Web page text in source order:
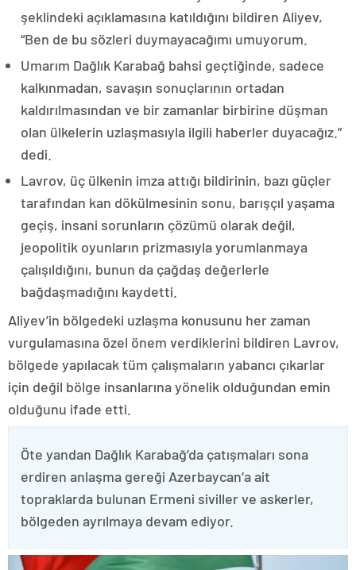
şeklindeki açıklamasına katıldığını bildiren Aliyev,
“Ben de bu sözleri duymayacağımı umuyorum.
Umarım Dağlık Karabağ bahsi geçtiğinde, sadece
kalkınmadan, savaşın sonuçlarının ortadan
kaldırılmasından ve bir zamanlar birbirine düşman
olan ülkelerin uzlaşmasıyla ilgili haberler duyacağız.”
dedi.
Lavrov, üç ülkenin imza attığı bildirinin, bazı güçler
tarafından kan dökülmesinin sonu, barışçıl yaşama
geçiş, insani sorunların çözümü olarak değil,
jeopolitik oyunların prizmasıyla yorumlanmaya
çalışıldığını, bunun da çağdaş değerlerle
bağdaşmadığını kaydetti.
Aliyev’in bölgedeki uzlaşma konusunu her zaman
vurgulamasına özel önem verdiklerini bildiren Lavrov,
bölgede yapılacak tüm çalışmaların yabancı çıkarlar
için değil bölge insanlarına yönelik olduğundan emin
olduğunu ifade etti.
Öte yandan Dağlık Karabağ’da çatışmaları sona
erdiren anlaşma gereği Azerbaycan’a ait
topraklarda bulunan Ermeni siviller ve askerler,
bölgeden ayrılmaya devam ediyor.